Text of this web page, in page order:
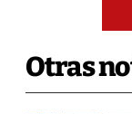
Otras